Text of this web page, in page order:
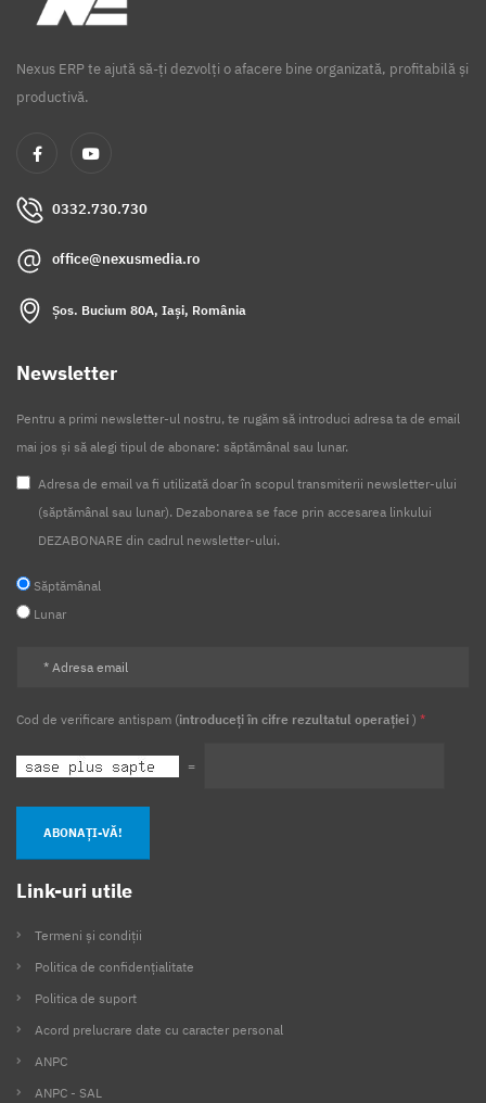
Nexus ERP te ajută să-ți dezvolți o afacere bine organizată, profitabilă și
productivă.
0332.730.730
office@nexusmedia.ro
Șos. Bucium 80A, Iași, România
Newsletter
Pentru a primi newsletter-ul nostru, te rugăm să introduci adresa ta de email
mai jos și să alegi tipul de abonare: săptămânal sau lunar.
Adresa de email va fi utilizată doar în scopul transmiterii newsletter-ului
(săptămânal sau lunar). Dezabonarea se face prin accesarea linkului
DEZABONARE din cadrul newsletter-ului.
Săptămânal
Lunar
Cod de verificare antispam (introduceți în cifre rezultatul operației ) *
=
ABONAȚI-VĂ!
Link-uri utile
Termeni și condiții
Politica de confidențialitate
Politica de suport
Acord prelucrare date cu caracter personal
ANPC
ANPC - SAL